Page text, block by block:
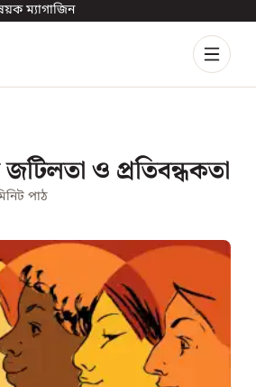
ম্যাগাজিন
ও প্রতিবন্ধকতা
পাঠ